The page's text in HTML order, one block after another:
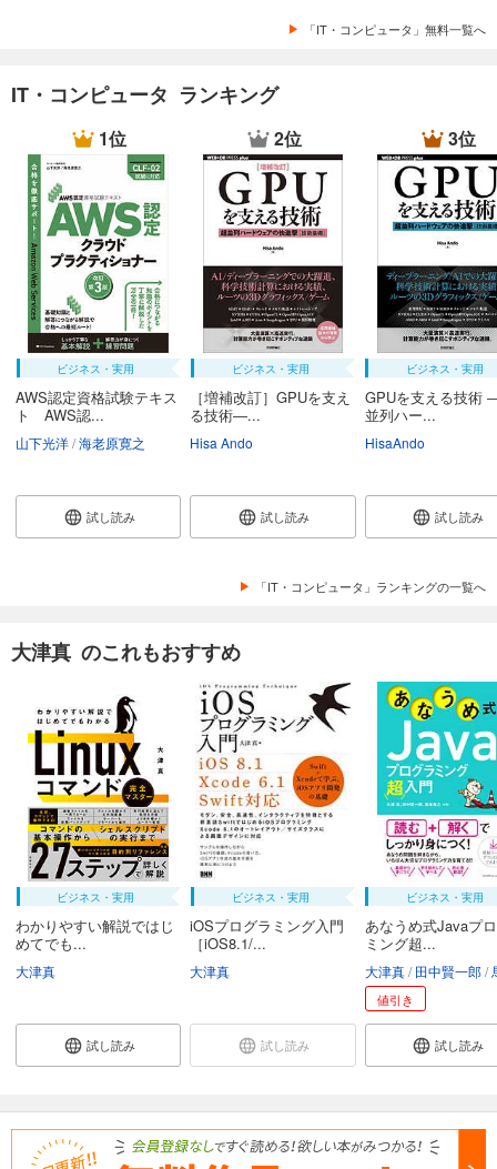
「IT・コンピュータ」無料一覧へ
IT・コンピュータ ランキング
1位
ビジネス・実用
AWS認定資格試験テキス
ト AWS認...
山下光洋 海老原寛之
試し読み
2位
ビジネス・実用
［増補改訂］GPUを支え
る技術―...
Hisa Ando
試し読み
3位
ビジネス・実用
GPUを支える技術
並列ハー...
HisaAndo
試し読み
「IT・コンピュータ」ランキングの一覧へ
大津真 のこれもおすすめ
ビジネス・実用
わかりやすい解説ではじ
めてでも...
大津真
試し読み
ビジネス・実用
iOSプログラミング入門
［iOS8.1/...
大津真
試し読み
ビジネス・実用
あなうめ式Javaプ
ミング超...
大津真 田中賢一郎
値引き
試し読み